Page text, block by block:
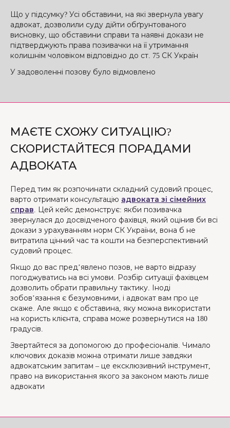
Що у підсумку? Усі обставини, на які звернула увагу
адвокат, дозволили суду дійти обґрунтованого
висновку, що обставини справи та наявні докази не
підтверджують права позивачки на її утримання
колишнім чоловіком відповідно до ст. 75 СК Україн
У задоволенні позову було відмовлено
МАЄТЕ СХОЖУ СИТУАЦІЮ?
СКОРИСТАЙТЕСЯ ПОРАДАМИ
АДВОКАТА
Перед тим як розпочинати складний судовий процес,
варто отримати консультацію адвоката зі сімейних
справ. Цей кейс демонструє: якби позивачка
звернулася до досвідченого фахівця, який оцінив би всі
докази з урахуванням норм СК України, вона б не
витратила цінний час та кошти на безперспективний
судовий процес.
Якщо до вас пред’явлено позов, не варто відразу
погоджуватись на всі умови. Розбір ситуації фахівцем
дозволить обрати правильну тактику. Іноді
зобов’язання є безумовними, і адвокат вам про це
скаже. Але якщо є обставина, яку можна використати
на користь клієнта, справа може розвернутися на 180
градусів.
Звертайтеся за допомогою до професіоналів. Чимало
ключових доказів можна отримати лише завдяки
адвокатським запитам – це ексклюзивний інструмент,
право на використання якого за законом мають лише
адвокати